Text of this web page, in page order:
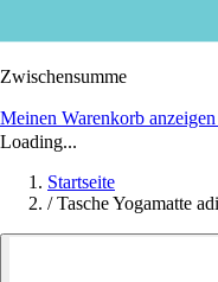
Zwischensumme
Meinen Warenkorb anzeigen
Loading...
Startseite
/ Tasche Yogamatte